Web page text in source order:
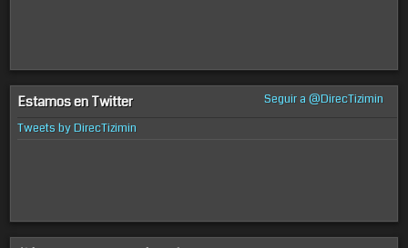
Estamos en Twitter
Seguir a @DirecTizimin
Tweets by DirecTizimin